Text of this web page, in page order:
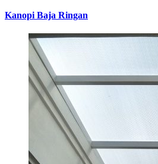
Kanopi Baja Ringan